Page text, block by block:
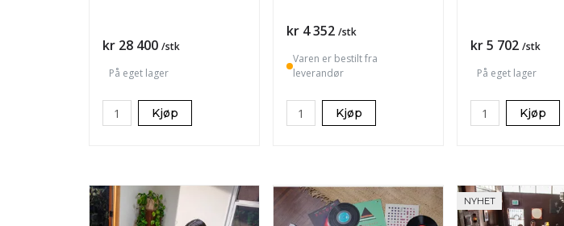
Pris
kr 28 400 /stk
På eget lager
Kjøp
Pris
kr 4 352 /stk
Varen er bestilt fra
leverandør
Kjøp
Pris
kr 5 702 /stk
På eget lager
Kjøp
NYHET